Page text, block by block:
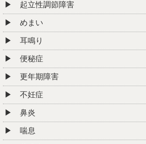
便秘症
更年期障害
不妊症
鼻炎
喘息
蓄膿症
花粉症
アトピー